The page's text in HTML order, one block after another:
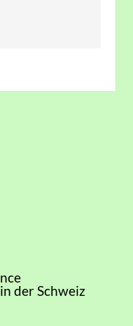
der Schweiz